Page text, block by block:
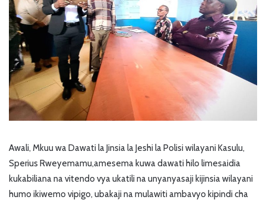
Awali, Mkuu wa Dawati la Jinsia la Jeshi la Polisi wilayani Kasulu,
Sperius Rweyemamu,amesema kuwa dawati hilo limesaidia
kukabiliana na vitendo vya ukatili na unyanyasaji kijinsia wilayani
humo ikiwemo vipigo, ubakaji na mulawiti ambavyo kipindi cha